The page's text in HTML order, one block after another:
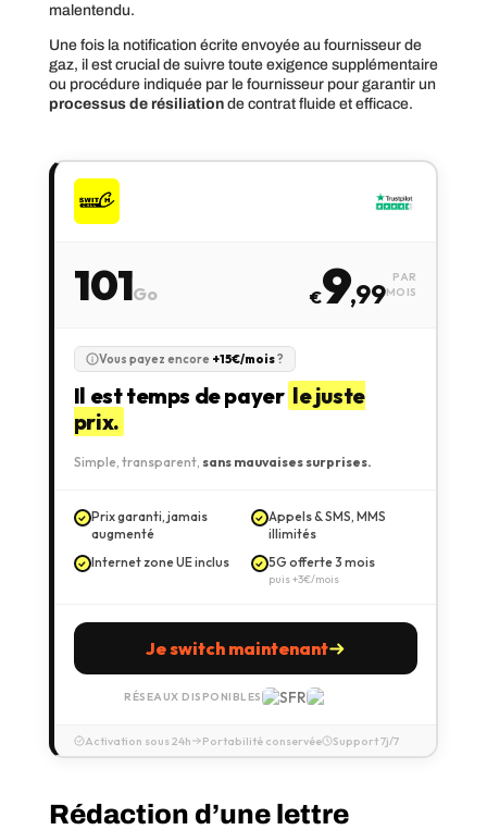
malentendu.
Une fois la notification écrite envoyée au fournisseur de
gaz, il est crucial de suivre toute exigence supplémentaire
ou procédure indiquée par le fournisseur pour garantir un
processus de résiliationde contrat fluide et efficace.
101Go €9,99
PAR
MOIS
Vous payez encore +15€/mois?
Il est temps de payer le juste
prix.
Simple, transparent, sans mauvaises surprises.
Prix garanti, jamais
augmenté
Appels & SMS, MMS
illimités
Internet zone UE inclus
5G offerte 3 mois
puis +3€/mois
Je switch maintenant
RÉSEAUX DISPONIBLES
Activation sous 24h Portabilité conservée Support 7j/7
Rédaction d’une lettre